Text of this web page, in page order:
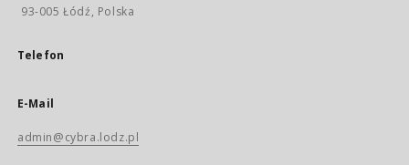
93-005 Łódź, Polska
Telefon
E-Mail
admin@cybra.lodz.pl